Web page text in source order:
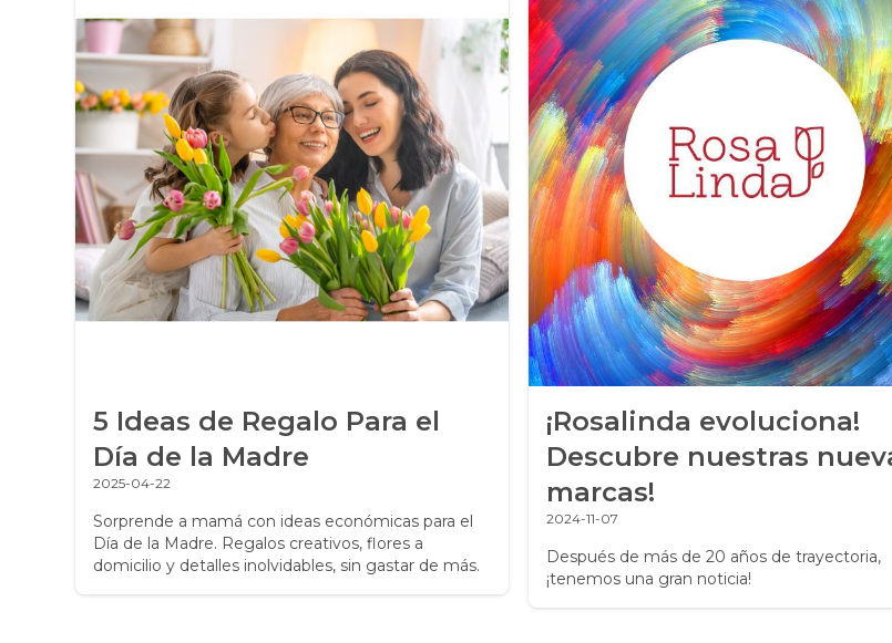
5 Ideas de Regalo Para el
Día de la Madre
2025-04-22
Sorprende a mamá con ideas económicas para el
Día de la Madre. Regalos creativos, flores a
domicilio y detalles inolvidables, sin gastar de más.
¡Rosalinda evoluciona!
Descubre nuestras
marcas!
2024-11-07
Después de más de 20 años de trayectoria,
¡tenemos una gran noticia!